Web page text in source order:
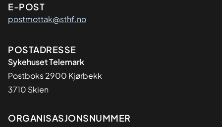
E-POST
postmottak@sthf.no
Adresse
POSTADRESSE
Sykehuset Telemark
Postboks 2900 Kjørbekk
3710 Skien
Organisasjon
ORGANISASJONSNUMMER